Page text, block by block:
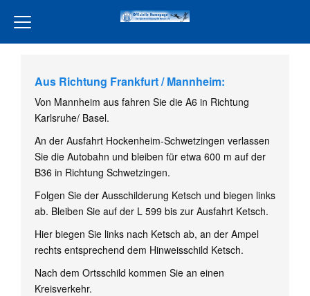
Verein
Leckereien Liebe
Unsere Partner
Jugend
Training
Terminkalender
Aus Richtung Frankfurt / Mannheim:
Von Mannheim aus fahren Sie die A6 in Richtung
Karlsruhe/ Basel.
An der Ausfahrt Hockenheim-Schwetzingen verlassen
Sie die Autobahn und bleiben für etwa 600 m auf der
B36 in Richtung Schwetzingen.
Folgen Sie der Ausschilderung Ketsch und biegen links
ab. Bleiben Sie auf der L 599 bis zur Ausfahrt Ketsch.
Hier biegen Sie links nach Ketsch ab, an der Ampel
rechts entsprechend dem Hinweisschild Ketsch.
Nach dem Ortsschild kommen Sie an einen
Kreisverkehr.